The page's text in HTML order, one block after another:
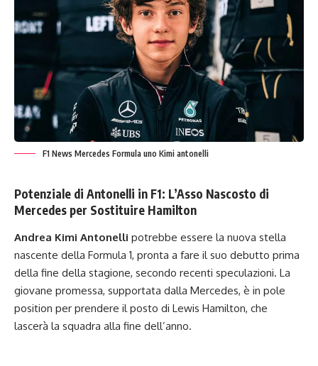
F1 News Mercedes Formula uno Kimi antonelli
Potenziale di Antonelli in F1: L’Asso Nascosto di
Mercedes per Sostituire Hamilton
Andrea Kimi Antonelli potrebbe essere la nuova stella
nascente della Formula 1, pronta a fare il suo debutto prima
della fine della stagione, secondo recenti speculazioni. La
giovane promessa, supportata dalla Mercedes, è in pole
position per prendere il posto di Lewis Hamilton, che
lascerà la squadra alla fine dell’anno.